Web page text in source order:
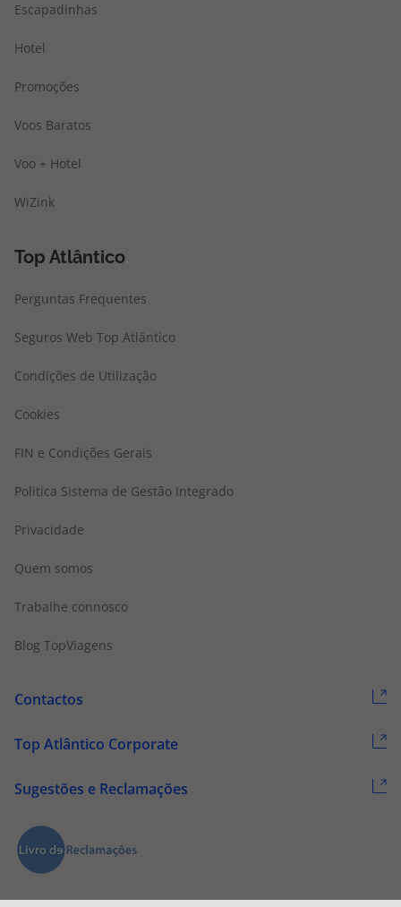
Escapadinhas
Hotel
Promoções
Voos Baratos
Voo + Hotel
WiZink
Top Atlântico
Perguntas Frequentes
Seguros Web Top Atlântico
Condições de Utilização
Cookies
FIN e Condições Gerais
Politica Sistema de Gestão Integrado
Privacidade
Quem somos
Trabalhe connosco
Blog TopViagens
Contactos
Top Atlântico Corporate
Sugestões e Reclamações